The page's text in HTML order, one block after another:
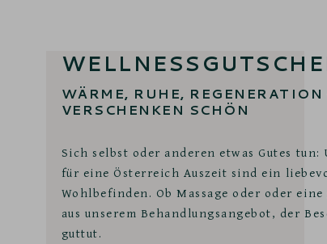
WÄRME, RUHE, REGENERATION
VERSCHENKEN SCHÖN
Sich selbst oder anderen etwas Gutes tun:
für eine Österreich Auszeit sind ein
Wohlbefinden. Ob Massage oder oder
aus unserem Behandlungsangebot, der
guttut.